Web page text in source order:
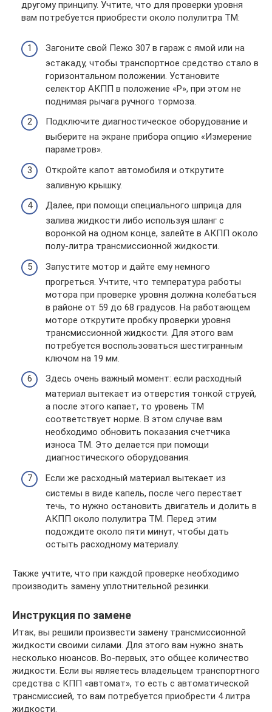
другому принципу. Учтите, что для проверки уровня
вам потребуется приобрести около полулитра ТМ:
Загоните свой Пежо 307 в гараж с ямой или на
эстакаду, чтобы транспортное средство стало в
горизонтальном положении. Установите
селектор АКПП в положение «Р», при этом не
поднимая рычага ручного тормоза.
Подключите диагностическое оборудование и
выберите на экране прибора опцию «Измерение
параметров».
Откройте капот автомобиля и открутите
заливную крышку.
Далее, при помощи специального шприца для
залива жидкости либо используя шланг с
воронкой на одном конце, залейте в АКПП около
полу-литра трансмиссионной жидкости.
Запустите мотор и дайте ему немного
прогреться. Учтите, что температура работы
мотора при проверке уровня должна колебаться
в районе от 59 до 68 градусов. На работающем
моторе открутите пробку проверки уровня
трансмиссионной жидкости. Для этого вам
потребуется воспользоваться шестигранным
ключом на 19 мм.
Здесь очень важный момент: если расходный
материал вытекает из отверстия тонкой струей,
а после этого капает, то уровень ТМ
соответствует норме. В этом случае вам
необходимо обновить показания счетчика
износа ТМ. Это делается при помощи
диагностического оборудования.
Если же расходный материал вытекает из
системы в виде капель, после чего перестает
течь, то нужно остановить двигатель и долить в
АКПП около полулитра ТМ. Перед этим
подождите около пяти минут, чтобы дать
остыть расходному материалу.
Также учтите, что при каждой проверке необходимо
производить замену уплотнительной резинки.
Инструкция по замене
Итак, вы решили произвести замену трансмиссионной
жидкости своими силами. Для этого вам нужно знать
несколько нюансов. Во-первых, это общее количество
жидкости. Если вы являетесь владельцем транспортного
средства с КПП «автомат», то есть с автоматической
трансмиссией, то вам потребуется приобрести 4 литра
жидкости.